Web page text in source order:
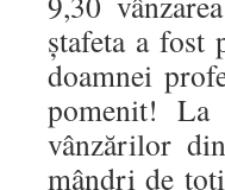
ștafeta a fost
doamnei
pomenit!
vânzărilor
mândri de